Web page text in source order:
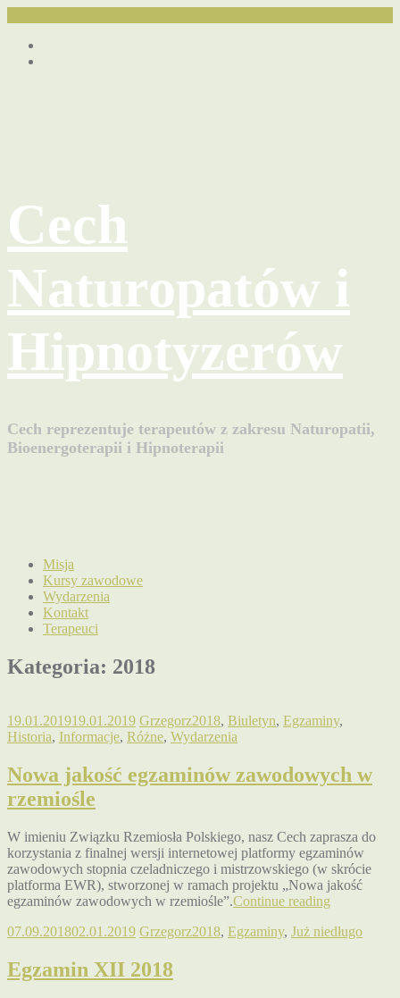
Przejdź
Cech
Naturopatów i
Hipnotyzerów
Cech reprezentuje terapeutów z zakresu Naturopatii,
Bioenergoterapii i Hipnoterapii
Misja
Kursy zawodowe
Wydarzenia
Kontakt
Terapeuci
Kategoria: 2018
19.01.201919.01.2019 Grzegorz2018, Biuletyn, Egzaminy,
Historia, Informacje, Różne, Wydarzenia
Nowa jakość egzaminów zawodowych w
rzemiośle
W imieniu Związku Rzemiosła Polskiego, nasz Cech zaprasza do
korzystania z finalnej wersji internetowej platformy egzaminów
zawodowych stopnia czeladniczego i mistrzowskiego (w skrócie
platforma EWR), stworzonej w ramach projektu „Nowa jakość
egzaminów zawodowych w rzemiośle”.Continue reading
07.09.201802.01.2019 Grzegorz2018, Egzaminy, Już niedługo
Egzamin XII 2018